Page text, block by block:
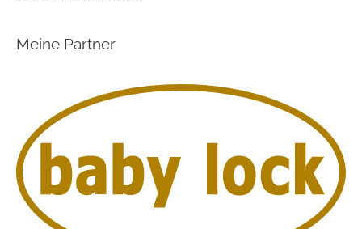
Meine Partner